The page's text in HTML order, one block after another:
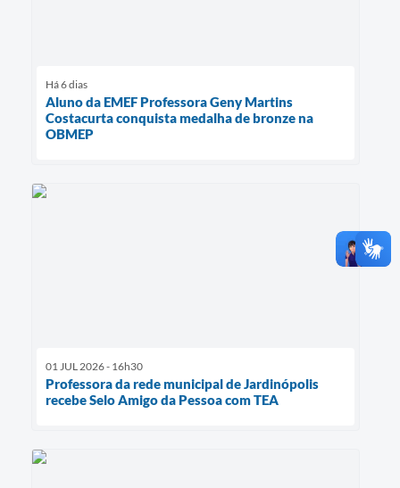
Há 6 dias
Aluno da EMEF Professora Geny Martins
Costacurta conquista medalha de bronze na
OBMEP
01 JUL 2026 - 16h30
Professora da rede municipal de Jardinópolis
recebe Selo Amigo da Pessoa com TEA